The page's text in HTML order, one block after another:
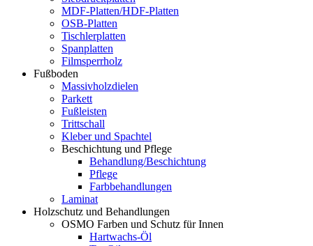
MDF-Platten/HDF-Platten
OSB-Platten
Tischlerplatten
Spanplatten
Filmsperrholz
Fußboden
Massivholzdielen
Parkett
Fußleisten
Trittschall
Kleber und Spachtel
Beschichtung und Pflege
Behandlung/Beschichtung
Pflege
Farbbehandlungen
Laminat
Holzschutz und Behandlungen
OSMO Farben und Schutz für Innen
Hartwachs-Öl